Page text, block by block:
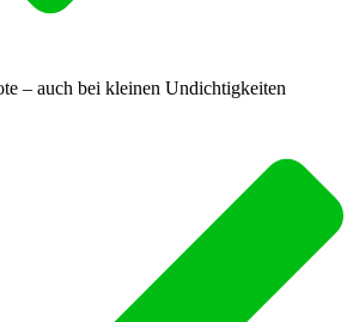
– auch bei kleinen Undichtigkeiten